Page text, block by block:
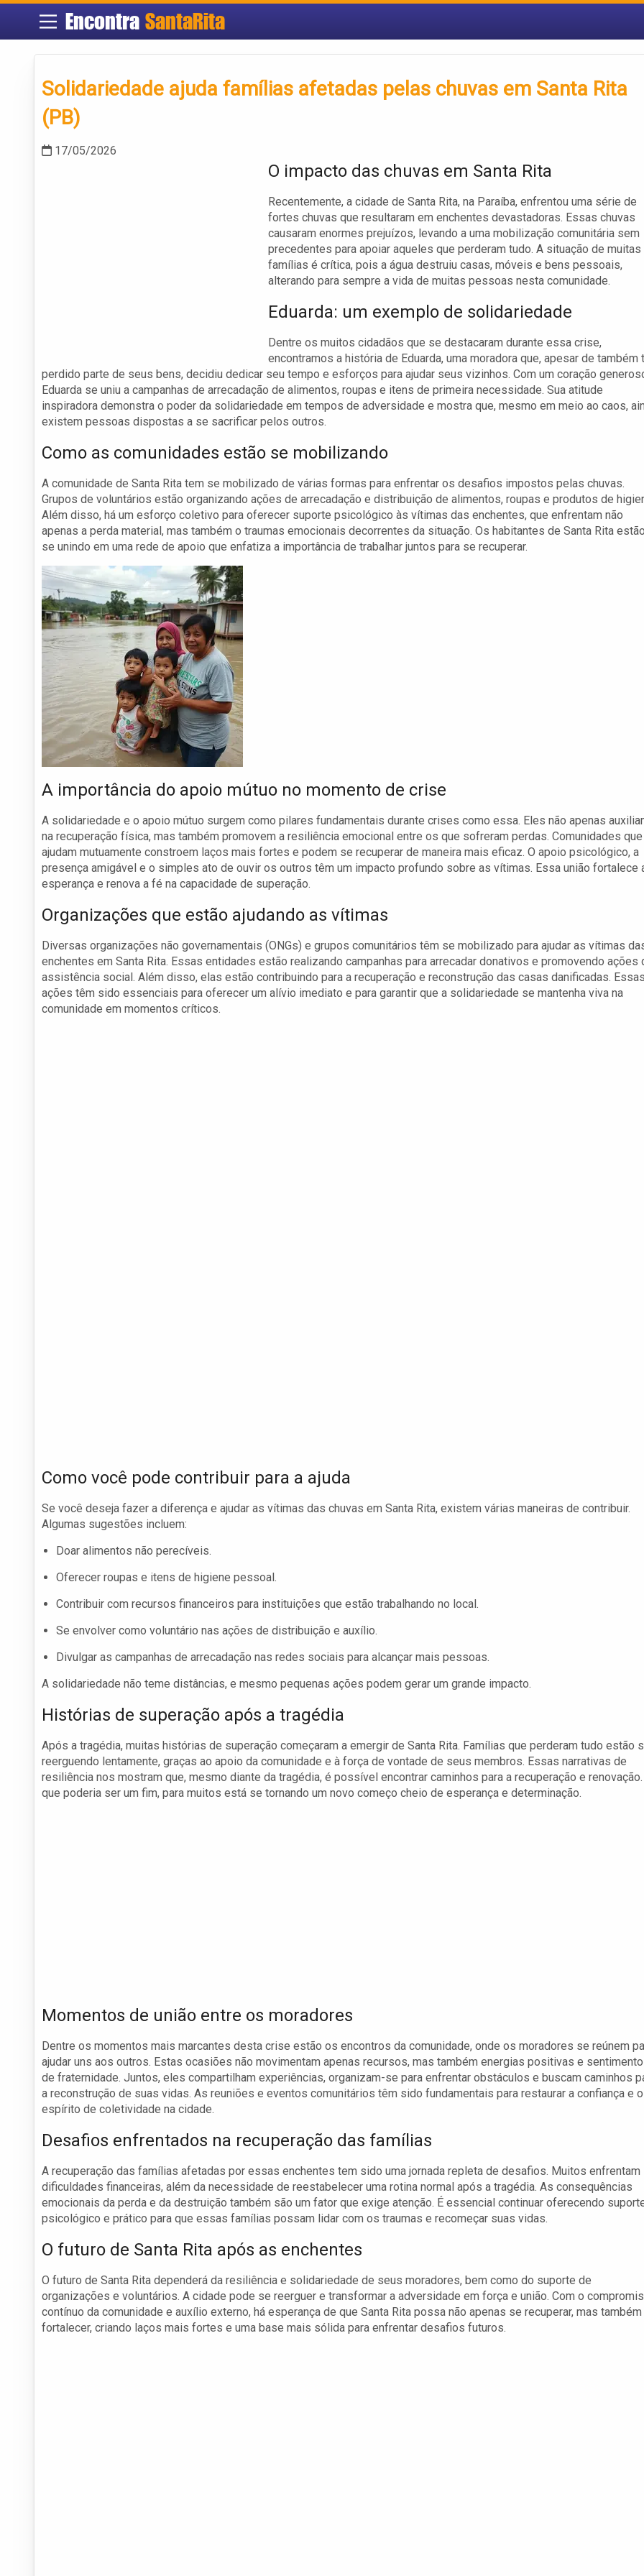
Encontra SantaRita
Solidariedade ajuda famílias afetadas pelas chuvas em Santa Rita
(PB)
17/05/2026
O impacto das chuvas em Santa Rita
Recentemente, a cidade de Santa Rita, na Paraíba, enfrentou uma série de
fortes chuvas que resultaram em enchentes devastadoras. Essas chuvas
causaram enormes prejuízos, levando a uma mobilização comunitária sem
precedentes para apoiar aqueles que perderam tudo. A situação de muitas
famílias é crítica, pois a água destruiu casas, móveis e bens pessoais,
alterando para sempre a vida de muitas pessoas nesta comunidade.
Eduarda: um exemplo de solidariedade
Dentre os muitos cidadãos que se destacaram durante essa crise,
encontramos a história de Eduarda, uma moradora que, apesar de também
perdido parte de seus bens, decidiu dedicar seu tempo e esforços para ajudar seus vizinhos. Com um coração
Eduarda se uniu a campanhas de arrecadação de alimentos, roupas e itens de primeira necessidade. Sua atitude
inspiradora demonstra o poder da solidariedade em tempos de adversidade e mostra que, mesmo em meio ao caos,
existem pessoas dispostas a se sacrificar pelos outros.
Como as comunidades estão se mobilizando
A comunidade de Santa Rita tem se mobilizado de várias formas para enfrentar os desafios impostos pelas chuvas.
Grupos de voluntários estão organizando ações de arrecadação e distribuição de alimentos, roupas e produtos de
Além disso, há um esforço coletivo para oferecer suporte psicológico às vítimas das enchentes, que enfrentam não
apenas a perda material, mas também o traumas emocionais decorrentes da situação. Os habitantes de Santa Rita
se unindo em uma rede de apoio que enfatiza a importância de trabalhar juntos para se recuperar.
A importância do apoio mútuo no momento de crise
A solidariedade e o apoio mútuo surgem como pilares fundamentais durante crises como essa. Eles não apenas
na recuperação física, mas também promovem a resiliência emocional entre os que sofreram perdas. Comunidades
ajudam mutuamente constroem laços mais fortes e podem se recuperar de maneira mais eficaz. O apoio psicológico, a
presença amigável e o simples ato de ouvir os outros têm um impacto profundo sobre as vítimas. Essa união fortalece
esperança e renova a fé na capacidade de superação.
Organizações que estão ajudando as vítimas
Diversas organizações não governamentais (ONGs) e grupos comunitários têm se mobilizado para ajudar as vítimas
enchentes em Santa Rita. Essas entidades estão realizando campanhas para arrecadar donativos e promovendo ações
assistência social. Além disso, elas estão contribuindo para a recuperação e reconstrução das casas danificadas.
ações têm sido essenciais para oferecer um alívio imediato e para garantir que a solidariedade se mantenha viva na
comunidade em momentos críticos.
Como você pode contribuir para a ajuda
Se você deseja fazer a diferença e ajudar as vítimas das chuvas em Santa Rita, existem várias maneiras de contribuir.
Algumas sugestões incluem:
Doar alimentos não perecíveis.
Oferecer roupas e itens de higiene pessoal.
Contribuir com recursos financeiros para instituições que estão trabalhando no local.
Se envolver como voluntário nas ações de distribuição e auxílio.
Divulgar as campanhas de arrecadação nas redes sociais para alcançar mais pessoas.
A solidariedade não teme distâncias, e mesmo pequenas ações podem gerar um grande impacto.
Histórias de superação após a tragédia
Após a tragédia, muitas histórias de superação começaram a emergir de Santa Rita. Famílias que perderam tudo estão
reerguendo lentamente, graças ao apoio da comunidade e à força de vontade de seus membros. Essas narrativas de
resiliência nos mostram que, mesmo diante da tragédia, é possível encontrar caminhos para a recuperação e renovação.
que poderia ser um fim, para muitos está se tornando um novo começo cheio de esperança e determinação.
Momentos de união entre os moradores
Dentre os momentos mais marcantes desta crise estão os encontros da comunidade, onde os moradores se reúnem
ajudar uns aos outros. Estas ocasiões não movimentam apenas recursos, mas também energias positivas e
de fraternidade. Juntos, eles compartilham experiências, organizam-se para enfrentar obstáculos e buscam caminhos
a reconstrução de suas vidas. As reuniões e eventos comunitários têm sido fundamentais para restaurar a confiança e o
espírito de coletividade na cidade.
Desafios enfrentados na recuperação das famílias
A recuperação das famílias afetadas por essas enchentes tem sido uma jornada repleta de desafios. Muitos enfrentam
dificuldades financeiras, além da necessidade de reestabelecer uma rotina normal após a tragédia. As consequências
emocionais da perda e da destruição também são um fator que exige atenção. É essencial continuar oferecendo
psicológico e prático para que essas famílias possam lidar com os traumas e recomeçar suas vidas.
O futuro de Santa Rita após as enchentes
O futuro de Santa Rita dependerá da resiliência e solidariedade de seus moradores, bem como do suporte de
organizações e voluntários. A cidade pode se reerguer e transformar a adversidade em força e união. Com o
contínuo da comunidade e auxílio externo, há esperança de que Santa Rita possa não apenas se recuperar, mas
fortalecer, criando laços mais fortes e uma base mais sólida para enfrentar desafios futuros.